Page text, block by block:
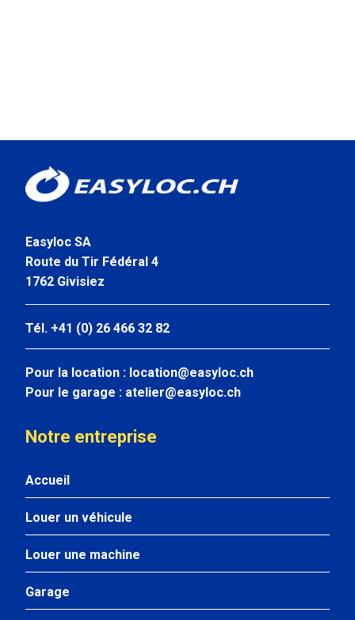
Easyloc SA
Route du Tir Fédéral 4
1762 Givisiez
Tél. +41 (0) 26 466 32 82
Pour la location : location@easyloc.ch
Pour le garage : atelier@easyloc.ch
Notre entreprise
Accueil
Louer un véhicule
Louer une machine
Garage